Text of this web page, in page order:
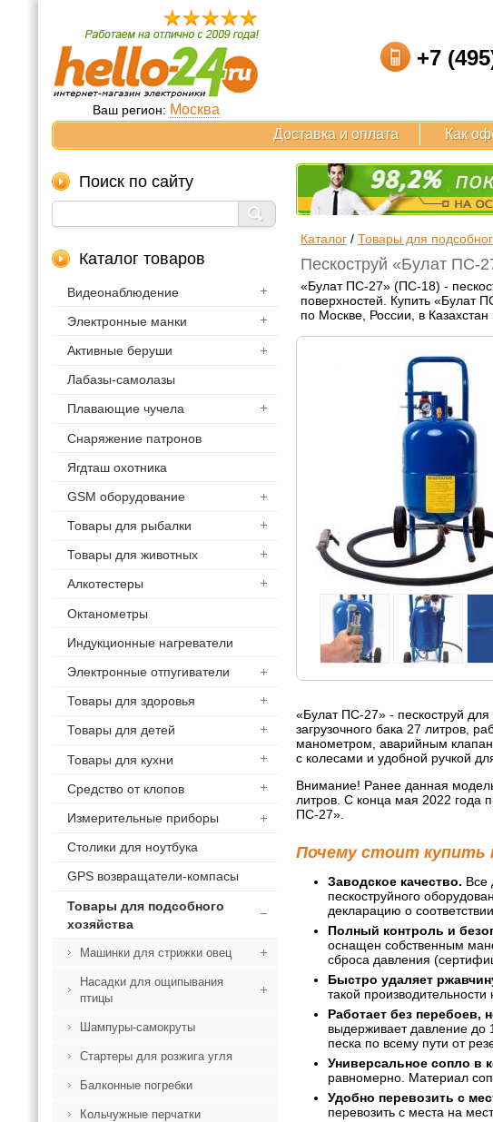
Ваш регион: Москва
+7
Доставка и оплата Как
Поиск по сайту
Каталог товаров
Видеонаблюдение
Электронные манки
Активные беруши
Лабазы-самолазы
Плавающие чучела
Снаряжение патронов
Ягдташ охотника
GSM оборудование
Товары для рыбалки
Товары для животных
Алкотестеры
Октанометры
Индукционные нагреватели
Электронные отпугиватели
Товары для здоровья
Товары для детей
Товары для кухни
Средство от клопов
Измерительные приборы
Столики для ноутбука
GPS возвращатели-компасы
Товары для подсобного
хозяйства
Машинки для стрижки овец
Насадки для ощипывания
птицы
Шампуры-самокруты
Стартеры для розжига угля
Балконные погребки
Кольчужные перчатки
Каталог/ Товары для
Пескоструй «Булат ПС-
«Булат ПС-27» (ПС-18) -
поверхностей. Купить «Булат
по Москве, России, в
«Булат ПС-27» - пескоструй
загрузочного бака 27 литров,
манометром, аварийным
с колесами и удобной ручкой
Внимание! Ранее данная
литров. С конца мая 2022 года
ПС-27».
Почему стоит купить
Заводское качество. Все
пескоструйного
декларацию о
Полный контроль и
оснащен собственным
сброса давления
Быстро удаляет
такой
Работает без перебоев,
выдерживает давление до
песка по всему пути от
Универсальное сопло в
равномерно. Материал
Удобно перевозить с
перевозить с места на